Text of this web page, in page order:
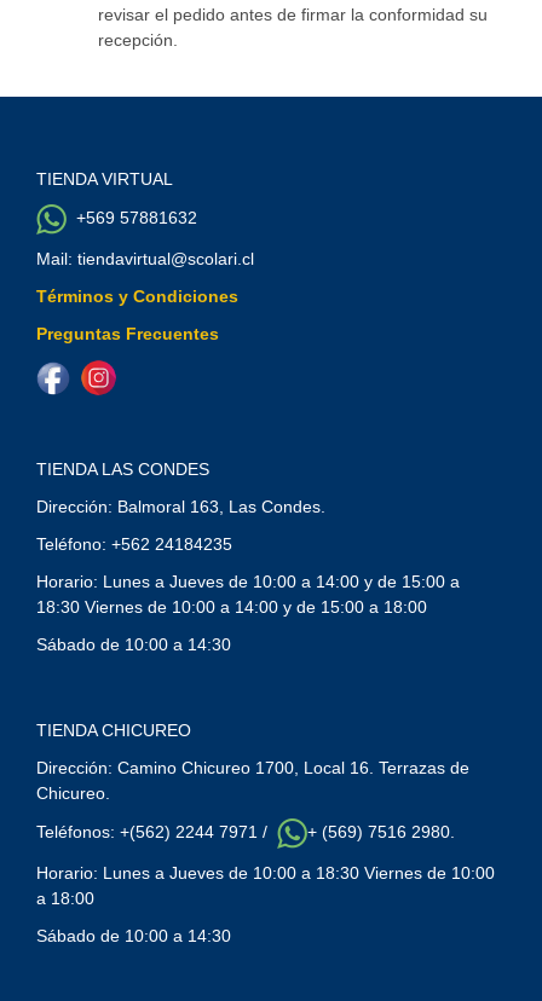
revisar el pedido antes de firmar la conformidad su
recepción.
TIENDA VIRTUAL
+569 57881632
Mail: tiendavirtual@scolari.cl
Términos y Condiciones
Preguntas Frecuentes
TIENDA LAS CONDES
Dirección: Balmoral 163, Las Condes.
Teléfono: +562 24184235
Horario: Lunes a Jueves de 10:00 a 14:00 y de 15:00 a
18:30 Viernes de 10:00 a 14:00 y de 15:00 a 18:00
Sábado de 10:00 a 14:30
TIENDA CHICUREO
Dirección: Camino Chicureo 1700, Local 16. Terrazas de
Chicureo.
Teléfonos: +(562) 2244 7971 / + (569) 7516 2980.
Horario: Lunes a Jueves de 10:00 a 18:30 Viernes de 10:00
a 18:00
Sábado de 10:00 a 14:30